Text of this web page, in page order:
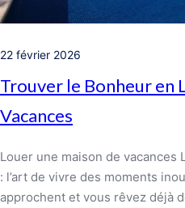
22 février 2026
Trouver le Bonheur en
Vacances
Louer une maison de vacances
: l’art de vivre des moments
approchent et vous rêvez déjà